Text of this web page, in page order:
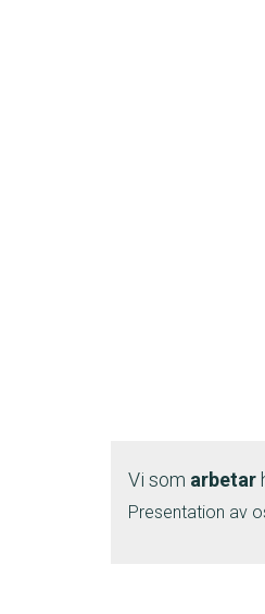
Vi som arbetar
Presentation av